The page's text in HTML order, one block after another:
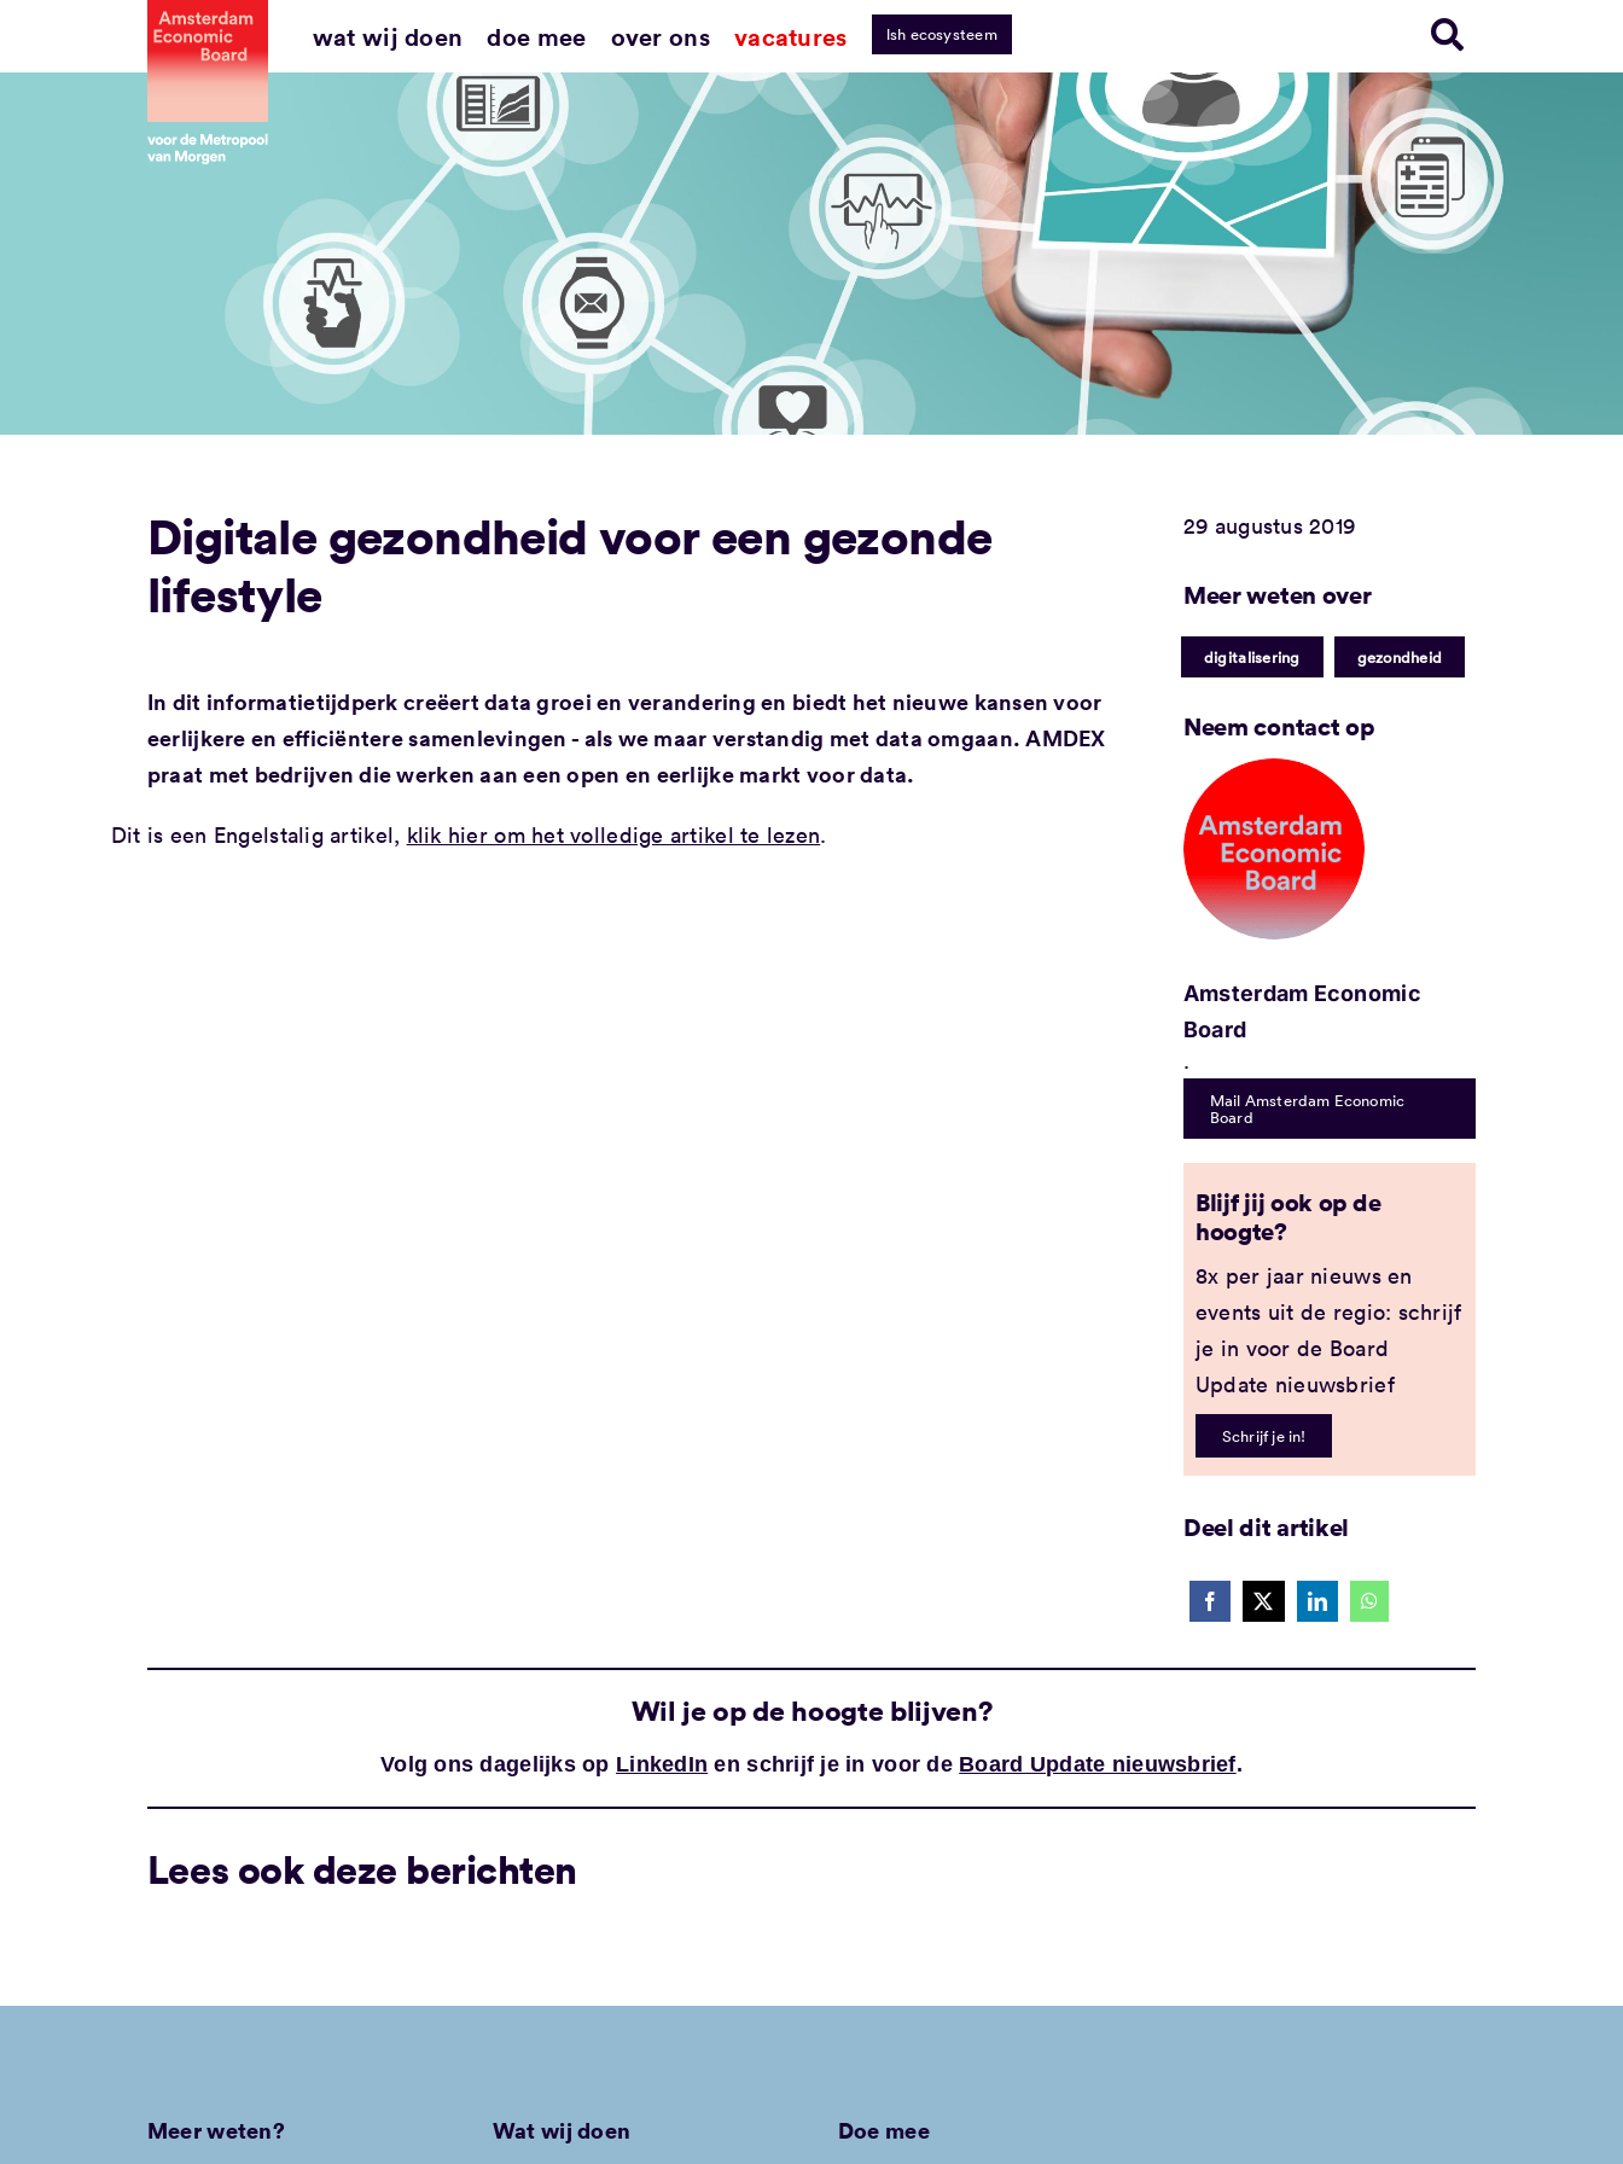
wat wij doen doe mee over ons vacatures lsh ecosysteem
Digitale gezondheid voor een gezonde
lifestyle
In dit informatietijdperk creëert data groei en verandering en biedt het nieuwe kansen voor
eerlijkere en efficiëntere samenlevingen - als we maar verstandig met data omgaan. AMDEX
praat met bedrijven die werken aan een open en eerlijke markt voor data.
Dit is een Engelstalig artikel, klik hier om het volledige artikel te lezen.
29 augustus 2019
Meer weten over
digitalisering gezondheid
Neem contact op
Amsterdam Economic
Board
.
Mail Amsterdam Economic
Board
Blijf jij ook op de
hoogte?
8x per jaar nieuws en
events uit de regio: schrijf
je in voor de Board
Update nieuwsbrief
Schrijf je in!
Deel dit artikel
Wil je op de hoogte blijven?
Volg ons dagelijks op LinkedIn en schrijf je in voor de Board Update nieuwsbrief.
Lees ook deze berichten
Meer weten? Wat wij doen Doe mee